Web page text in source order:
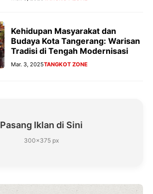
Kehidupan Masyarakat dan
Budaya Kota Tangerang: Warisan
Tradisi di Tengah Modernisasi
Mar. 3, 2025TANGKOT ZONE
Pasang Iklan di Sini
300×375 px